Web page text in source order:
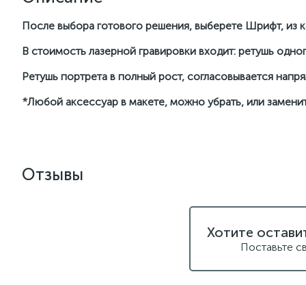
После выбора готового решения, выберете Шрифт, из
В стоимость лазерной гравировки входит: ретушь
Ретушь портрета в полный рост, согласовывается
*Любой аксессуар в макете, можно убрать, или
Отзывы
Хотите
Поставьте